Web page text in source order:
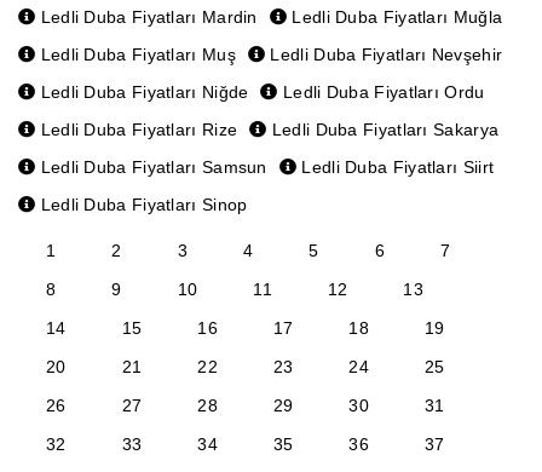
Ledli Duba Fiyatları Mardin
Ledli Duba Fiyatları Muğla
Ledli Duba Fiyatları Muş
Ledli Duba Fiyatları Nevşehir
Ledli Duba Fiyatları Niğde
Ledli Duba Fiyatları Ordu
Ledli Duba Fiyatları Rize
Ledli Duba Fiyatları Sakarya
Ledli Duba Fiyatları Samsun
Ledli Duba Fiyatları Siirt
Ledli Duba Fiyatları Sinop
1 2 3 4 5 6
7
8
9 10 11 12
13
14
15 16 17 18
19
20
21 22 23 24
25
26
27 28 29 30
31
32
33 34 35 36
37